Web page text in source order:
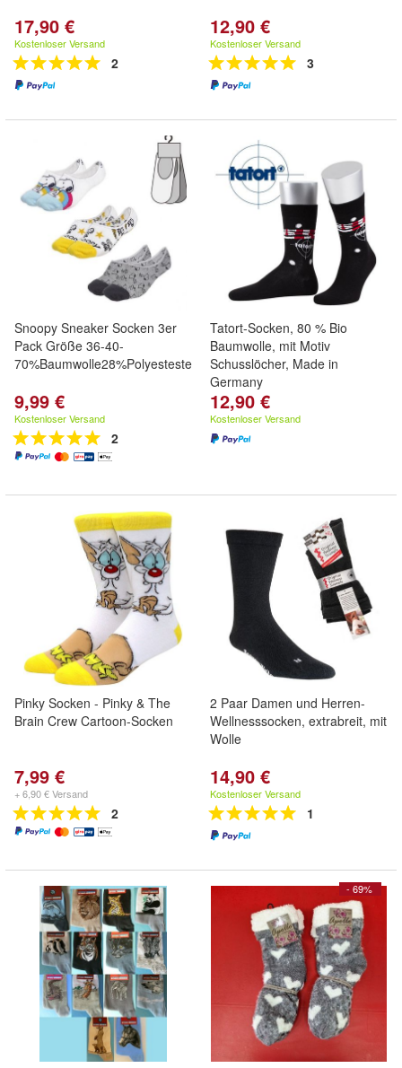
17,90 €
Kostenloser Versand
2
12,90 €
Kostenloser Versand
3
Snoopy Sneaker Socken 3er
Pack Größe 36-40-
70%Baumwolle28%Polyestester2%Elasthan
9,99 €
Kostenloser Versand
2
Tatort-Socken, 80 % Bio
Baumwolle, mit Motiv
Schusslöcher, Made in
Germany
12,90 €
Kostenloser Versand
Pinky Socken - Pinky & The
Brain Crew Cartoon-Socken
7,99 €
+ 6,90 € Versand
2
2 Paar Damen und Herren-
Wellnesssocken, extrabreit, mit
Wolle
14,90 €
Kostenloser Versand
1
- 69%